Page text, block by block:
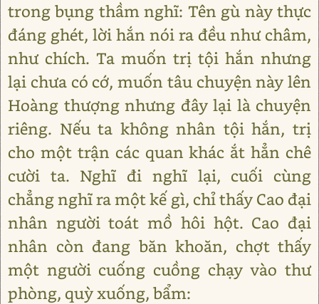
trong bụng thầm nghĩ: Tên gù này thực
đáng ghét, lời hắn nói ra đều như châm,
như chích. Ta muốn trị tội hắn nhưng
lại chưa có cớ, muốn tâu chuyện này lên
Hoàng thượng nhưng đây lại là chuyện
riêng. Nếu ta không nhân tội hắn, trị
cho một trận các quan khác ắt hẳn chê
cười ta. Nghĩ đi nghĩ lại, cuối cùng
chẳng nghĩ ra một kế gì, chỉ thấy Cao đại
nhân người toát mồ hôi hột. Cao đại
nhân còn đang băn khoăn, chợt thấy
một người cuống cuồng chạy vào thư
phòng, quỳ xuống, bẩm: